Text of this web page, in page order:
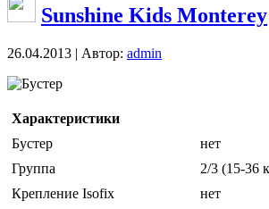
Sunshine Kids Monterey
26.04.2013 | Автор: admin
Бустер
Характеристики
Бустер
нет
Группа
2/3 (15-36
Крепление Isofix
нет